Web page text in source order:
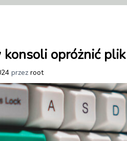
konsoli opróżnić
przez root